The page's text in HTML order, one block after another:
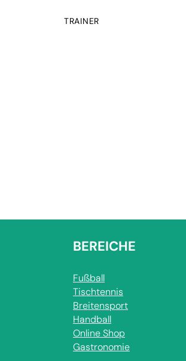
TRAINER
BEREICHE
Fußball
Tischtennis
Breitensport
Handball
Online Shop
Gastronomie